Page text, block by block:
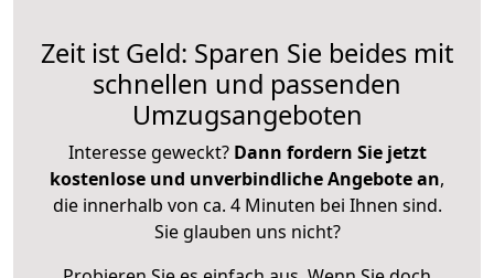
Zeit ist Geld: Sparen Sie beides mit
schnellen und passenden
Umzugsangeboten
Interesse geweckt? Dann fordern Sie jetzt
kostenlose und unverbindliche Angebote an,
die innerhalb von ca. 4 Minuten bei Ihnen sind.
Sie glauben uns nicht?